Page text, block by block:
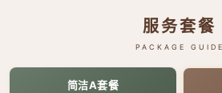
服务套餐
PACKAGE GUIDE
简洁A套餐